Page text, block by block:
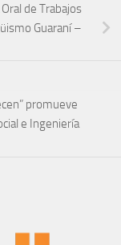
de Trabajos
Guaraní –
promueve
e Ingeniería